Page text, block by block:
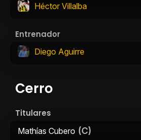
Héctor Villalba
Entrenador
Diego Aguirre
Cerro
Titulares
Mathías Cubero (C)